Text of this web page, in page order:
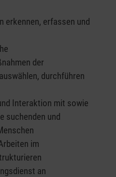
erkennen, erfassen und
der
durchführen
Interaktion mit sowie
suchenden und
im
an